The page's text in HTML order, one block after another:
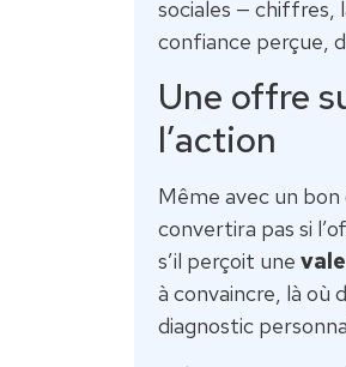
sociales — chiffres,
confiance perçue,
Une offre
l’action
Même avec un
convertira pas si
s’il perçoit une
à convaincre, là
diagnostic